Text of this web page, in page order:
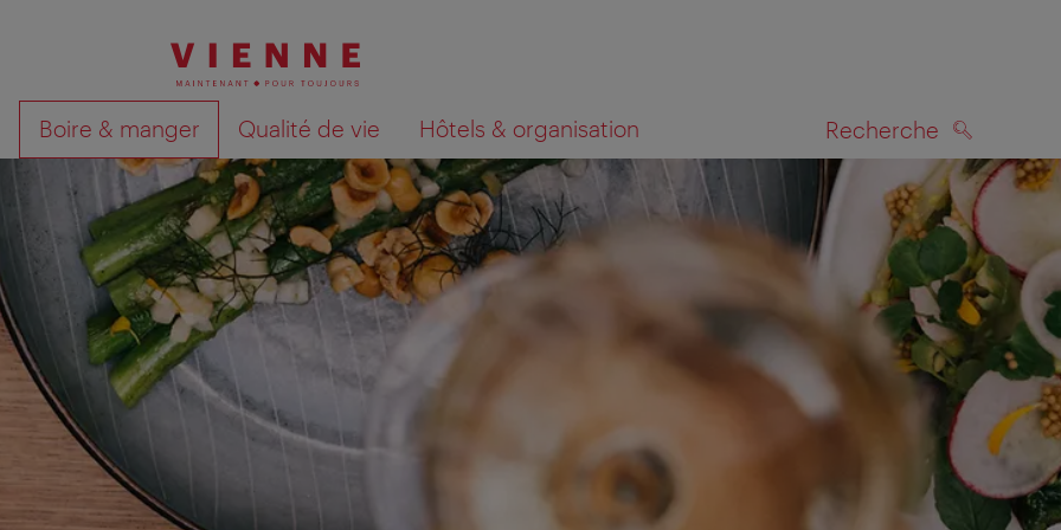
Boire & manger Qualité de vie Hôtels & organisation Recherche
Afficher les résultats de la recherche sur la carte RECHERCHE